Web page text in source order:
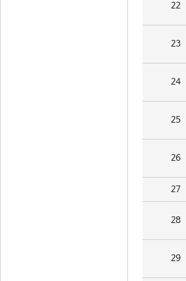
22
23
24
25
26
27
28
29